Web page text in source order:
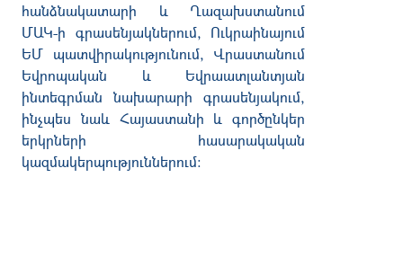
հանձնակատարի
և
Ղազախստանում
ՄԱԿ-ի գրասենյակներում, Ուկրաինայում
ԵՄ պատվիրակությունում, Վրաստանում
Եվրոպական
և
Եվրաատլանտյան
ինտեգրման
նախարարի գրասենյակում,
ինչպես նաև Հայաստանի և գործընկեր
երկրների
հասարակական
կազմակերպություններում։